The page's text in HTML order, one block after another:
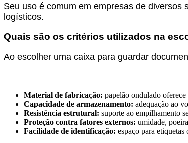
Seu uso é comum em empresas de
logísticos.
Quais são os critérios utilizados na
Ao escolher uma caixa para guardar
Material de fabricação: papelão ondulado
Capacidade de armazenamento: adequação ao
Resistência estrutural: suporte ao empilhamento
Proteção contra fatores externos: umidade,
Facilidade de identificação: espaço para etiquetas